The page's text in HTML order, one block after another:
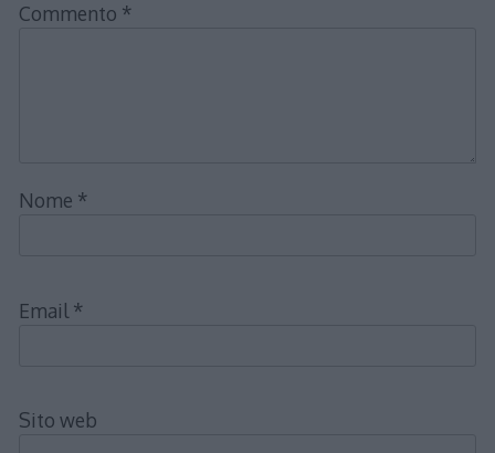
Commento *
Nome *
Email *
Sito web